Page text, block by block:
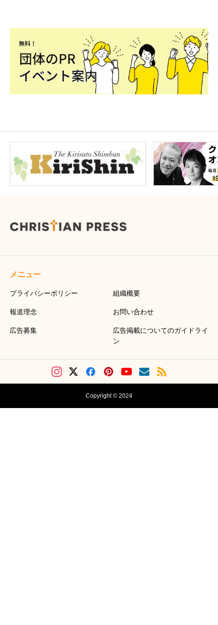
メニュー
プライバシーポリシー 組織概要
報道理念 お問い合わせ
広告募集
広告掲載についてのガイドライ
ン
Copyright © 2024